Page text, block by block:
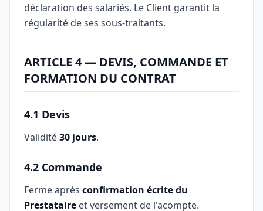
déclaration des salariés. Le Client garantit la
régularité de ses sous-traitants.
ARTICLE 4 — DEVIS, COMMANDE ET
FORMATION DU CONTRAT
4.1 Devis
Validité30 jours.
4.2 Commande
Ferme après confirmation écrite du
Prestataire et versement de l'acompte.